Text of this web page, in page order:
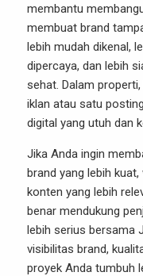
membantu
membuat brand
lebih mudah dikenal,
dipercaya, dan lebih
sehat. Dalam
iklan atau satu
digital yang utuh dan
Jika Anda ingin
brand yang lebih
konten yang lebih
benar mendukung
lebih serius bersama
visibilitas brand,
proyek Anda tumbuh